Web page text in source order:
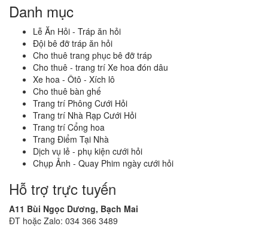
Danh mục
Lễ Ăn Hỏi - Tráp ăn hỏi
Đội bê đỡ tráp ăn hỏi
Cho thuê trang phục bê đỡ tráp
Cho thuê - trang trí Xe hoa đón dâu
Xe hoa - Ôtô - Xích lô
Cho thuê bàn ghế
Trang trí Phông Cưới Hỏi
Trang trí Nhà Rạp Cưới Hỏi
Trang trí Cổng hoa
Trang Điểm Tại Nhà
Dịch vụ lẻ - phụ kiện cưới hỏi
Chụp Ảnh - Quay Phim ngày cưới hỏi
Hỗ trợ trực tuyến
A11 Bùi Ngọc Dương, Bạch Mai
ĐT hoặc Zalo: 034 366 3489